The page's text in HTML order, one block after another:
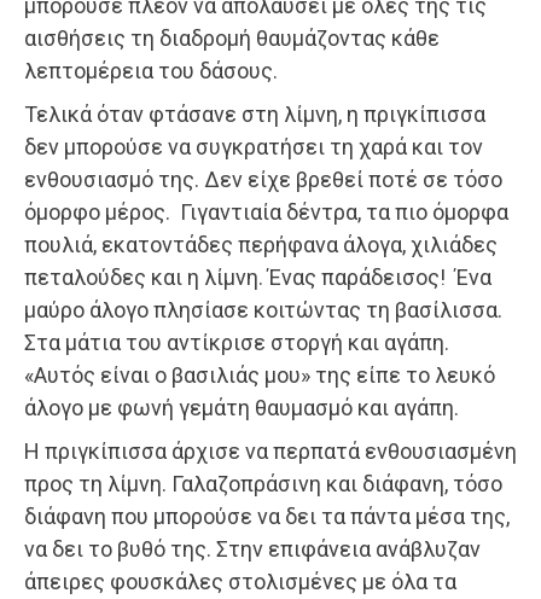
μπορούσε πλέον να απολαύσει με όλες της τις
αισθήσεις τη διαδρομή θαυμάζοντας κάθε
λεπτομέρεια του δάσους.
Τελικά όταν φτάσανε στη λίμνη, η πριγκίπισσα
δεν μπορούσε να συγκρατήσει τη χαρά και τον
ενθουσιασμό της. Δεν είχε βρεθεί ποτέ σε τόσο
όμορφο μέρος. Γιγαντιαία δέντρα, τα πιο όμορφα
πουλιά, εκατοντάδες περήφανα άλογα, χιλιάδες
πεταλούδες και η λίμνη. Ένας παράδεισος! Ένα
μαύρο άλογο πλησίασε κοιτώντας τη βασίλισσα.
Στα μάτια του αντίκρισε στοργή και αγάπη.
«Αυτός είναι ο βασιλιάς μου» της είπε το λευκό
άλογο με φωνή γεμάτη θαυμασμό και αγάπη.
Η πριγκίπισσα άρχισε να περπατά ενθουσιασμένη
προς τη λίμνη. Γαλαζοπράσινη και διάφανη, τόσο
διάφανη που μπορούσε να δει τα πάντα μέσα της,
να δει το βυθό της. Στην επιφάνεια ανάβλυζαν
άπειρες φουσκάλες στολισμένες με όλα τα